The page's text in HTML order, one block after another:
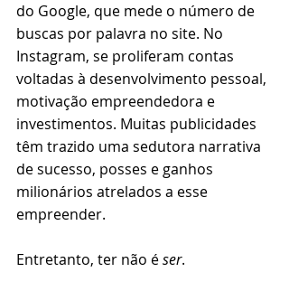
do Google, que mede o número de
buscas por palavra no site. No
Instagram, se proliferam contas
voltadas à desenvolvimento pessoal,
motivação empreendedora e
investimentos. Muitas publicidades
têm trazido uma sedutora narrativa
de sucesso, posses e ganhos
milionários atrelados a esse
empreender.
Entretanto, ter não é ser.